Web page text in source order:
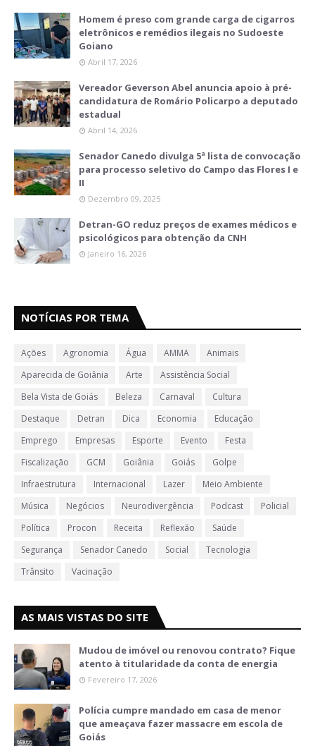
Homem é preso com grande carga de cigarros
eletrônicos e remédios ilegais no Sudoeste
Goiano
Abril 17, 2026
Vereador Geverson Abel anuncia apoio à pré-
candidatura de Romário Policarpo a deputado
estadual
Abril 14, 2026
Senador Canedo divulga 5ª lista de convocação
para processo seletivo do Campo das Flores I e
II
Dezembro 09, 2025
Detran-GO reduz preços de exames médicos e
psicológicos para obtenção da CNH
Janeiro 16, 2026
NOTÍCIAS POR TEMA
Ações Agronomia Água AMMA
Animais
Aparecida de Goiânia
Arte
Assistência Social
Bela Vista de Goiás
Beleza Carnaval
Cultura
Destaque
Detran Dica Economia
Educação
Emprego
Empresas Esporte Evento
Festa
Fiscalização
GCM Goiânia Goiás
Golpe
Infraestrutura
Internacional Lazer
Meio Ambiente
Música
Negócios Neurodivergência Podcast
Policial
Política
Procon Receita Reflexão
Saúde
Segurança
Senador Canedo Social
Tecnologia
Trânsito
Vacinação
AS MAIS VISTAS DO SITE
Mudou de imóvel ou renovou contrato? Fique
atento à titularidade da conta de energia
Fevereiro 17, 2026
Polícia cumpre mandado em casa de menor
que ameaçava fazer massacre em escola de
Goiás